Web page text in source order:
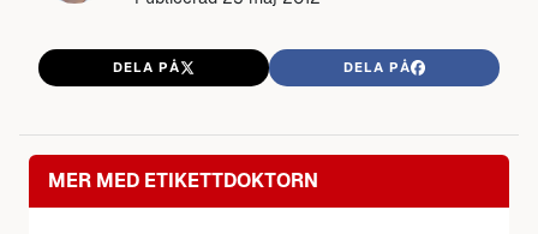
DELA PÅ DELA PÅ
MER MED ETIKETTDOKTORN